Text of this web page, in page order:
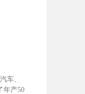
车、
年产50